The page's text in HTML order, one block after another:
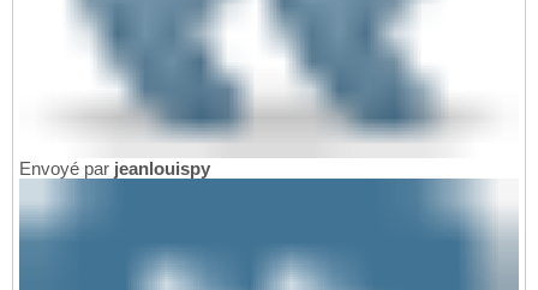
Envoyé par jeanlouispy